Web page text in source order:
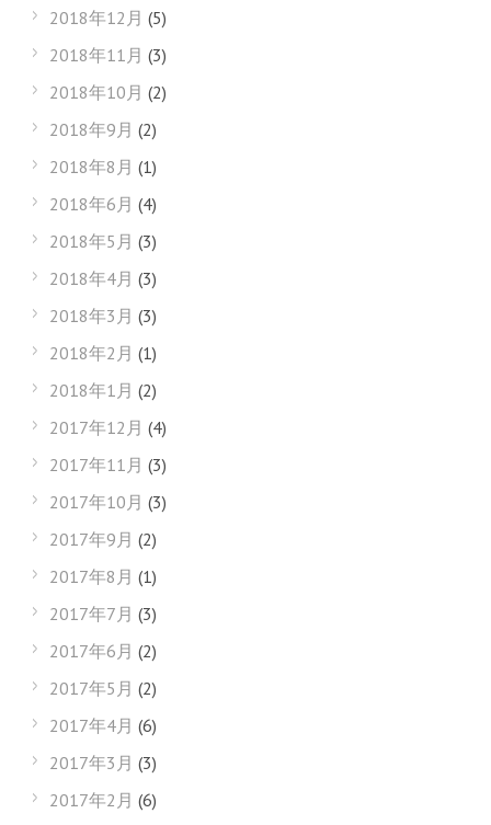
2018年12月 (5)
2018年11月 (3)
2018年10月 (2)
2018年9月 (2)
2018年8月 (1)
2018年6月 (4)
2018年5月 (3)
2018年4月 (3)
2018年3月 (3)
2018年2月 (1)
2018年1月 (2)
2017年12月 (4)
2017年11月 (3)
2017年10月 (3)
2017年9月 (2)
2017年8月 (1)
2017年7月 (3)
2017年6月 (2)
2017年5月 (2)
2017年4月 (6)
2017年3月 (3)
2017年2月 (6)